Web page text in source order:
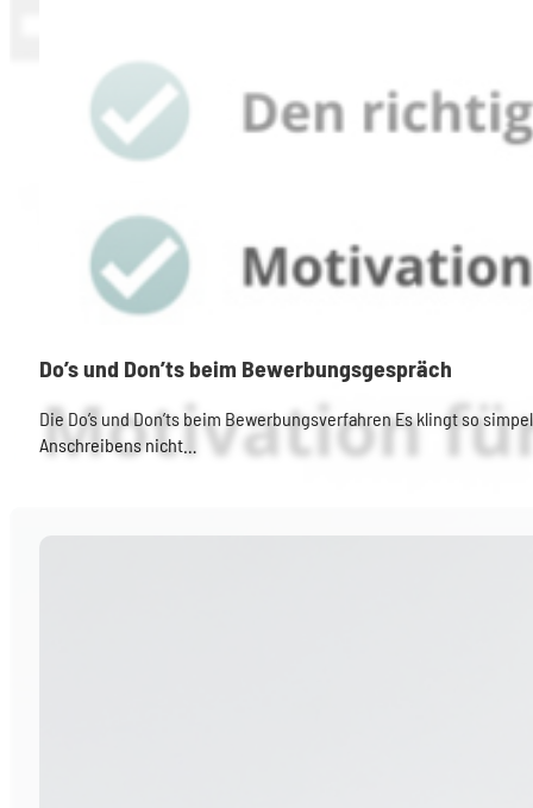
Do’s und Don’ts beim Bewerbungsgespräch
Die Do’s und Don’ts beim Bewerbungsverfahren Es klingt so
Anschreibens nicht…